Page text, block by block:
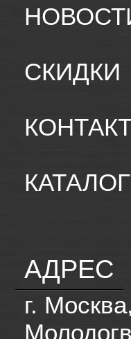
СКИДКИ
АДРЕС
г.